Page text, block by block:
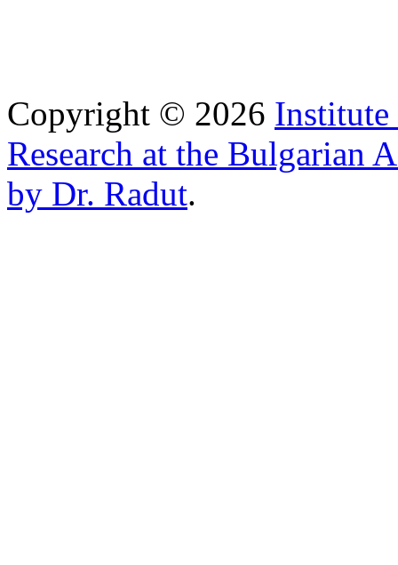
Copyright © 2026
Research at the Bulgarian
by Dr. Radut.